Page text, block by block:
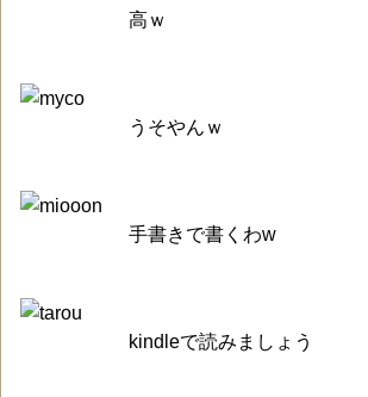
高ｗ
うそやんｗ
手書きで書くわw
kindleで読みましょう